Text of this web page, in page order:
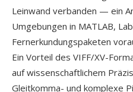
Leinwand verbanden — ein
Umgebungen in MATLAB,
Fernerkundungspaketen
Ein Vorteil des VIFF/XV-
auf wissenschaftlichem
Gleitkomma- und komplexe